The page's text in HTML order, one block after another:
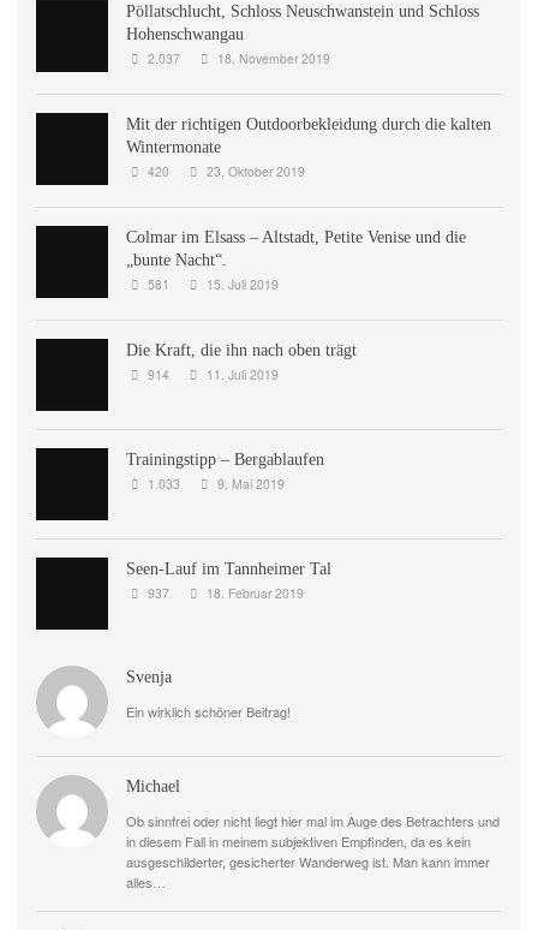
Pöllatschlucht, Schloss Neuschwanstein und Schloss
Hohenschwangau
2.037 18. November 2019
Mit der richtigen Outdoorbekleidung durch die kalten
Wintermonate
420 23. Oktober 2019
Colmar im Elsass – Altstadt, Petite Venise und die
„bunte Nacht“.
581 15. Juli 2019
Die Kraft, die ihn nach oben trägt
914 11. Juli 2019
Trainingstipp – Bergablaufen
1.033 9. Mai 2019
Seen-Lauf im Tannheimer Tal
937 18. Februar 2019
Svenja
Ein wirklich schöner Beitrag!
Michael
Ob sinnfrei oder nicht liegt hier mal im Auge des Betrachters und
in diesem Fall in meinem subjektiven Empfinden, da es kein
ausgeschilderter, gesicherter Wanderweg ist. Man kann immer
alles…